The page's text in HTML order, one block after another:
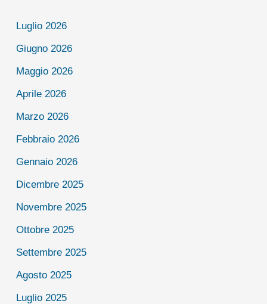
Luglio 2026
Giugno 2026
Maggio 2026
Aprile 2026
Marzo 2026
Febbraio 2026
Gennaio 2026
Dicembre 2025
Novembre 2025
Ottobre 2025
Settembre 2025
Agosto 2025
Luglio 2025